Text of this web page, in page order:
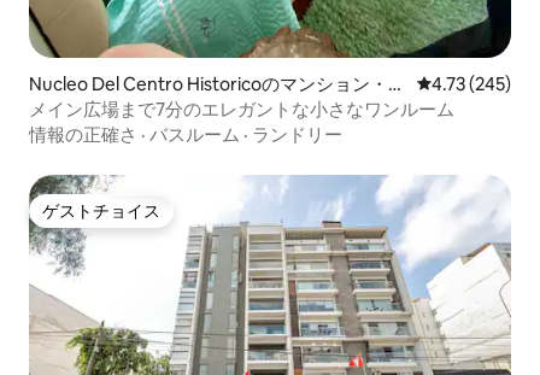
Nucleo Del Centro Historicoのマンション・ア
パート
レビュー245
4.73 (245)
メイン広場まで7分のエレガントな小さなワンルーム
情報の正確さ · バスルーム · ランドリー
ゲストチョイス
ゲストチョイス